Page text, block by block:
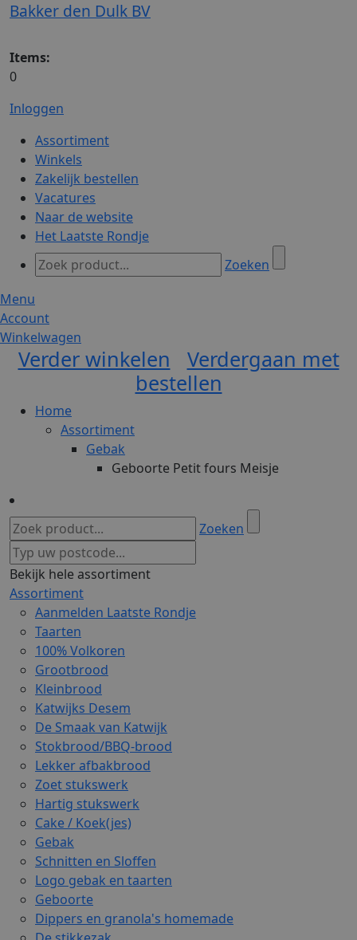
Bakker den Dulk BV
Items:
0
Inloggen
Assortiment
Winkels
Zakelijk bestellen
Vacatures
Naar de website
Het Laatste Rondje
Zoeken
Menu
Account
Winkelwagen
Verder winkelen
Verdergaan met
bestellen
Home
Assortiment
Gebak
Geboorte Petit fours Meisje
Zoeken
Bekijk hele assortiment
Assortiment
Aanmelden Laatste Rondje
Taarten
100% Volkoren
Grootbrood
Kleinbrood
Katwijks Desem
De Smaak van Katwijk
Stokbrood/BBQ-brood
Lekker afbakbrood
Zoet stukswerk
Hartig stukswerk
Cake / Koek(jes)
Gebak
Schnitten en Sloffen
Logo gebak en taarten
Geboorte
Dippers en granola's homemade